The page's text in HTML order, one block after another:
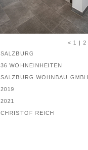
< 1 | 2
SALZBURG
36 WOHNEINHEITEN
SALZBURG WOHNBAU GMBH
2019
2021
CHRISTOF REICH